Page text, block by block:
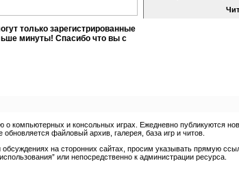
только зарегистрированные
минуты! Спасибо что вы с
и консольных играх. Ежедневно публикуются
файловый архив, галерея, база игр и читов.
на сторонних сайтах, просим указывать прямую
или непосредственно к администрации ресурса.